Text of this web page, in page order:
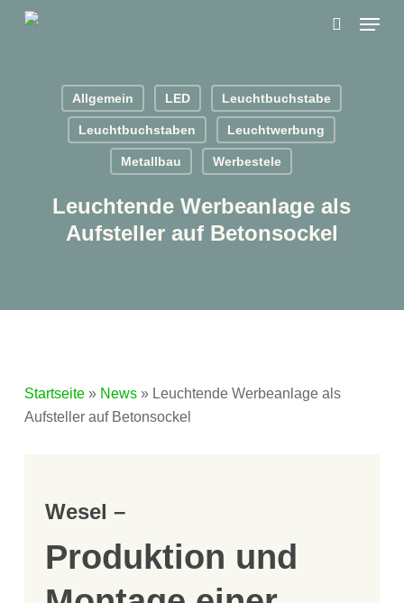
Menu
Allgemein LED Leuchtbuchstabe
Leuchtbuchstaben Leuchtwerbung
Metallbau Werbestele
Leuchtende Werbeanlage als
Aufsteller auf Betonsockel
Startseite» News» Leuchtende Werbeanlage als
Aufsteller auf Betonsockel
Wesel –
Produktion und